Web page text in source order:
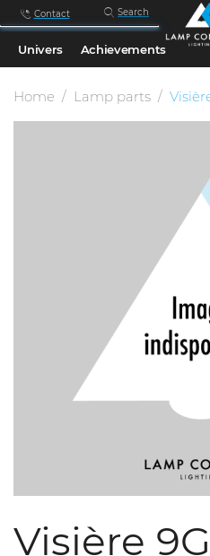
Contact Search
Univers Achievements
Home Lamp parts
Visière